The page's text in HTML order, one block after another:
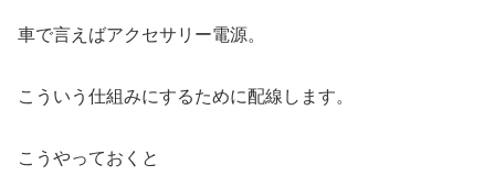
車で言えばアクセサリー電源。
こういう仕組みにするために配線します。
こうやっておくと